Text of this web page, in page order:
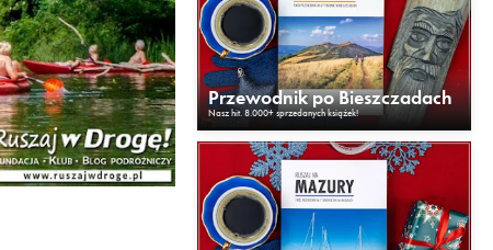
Przewodnik po Bieszczadach
Nasz hit. 8.000+ sprzedanych książek!